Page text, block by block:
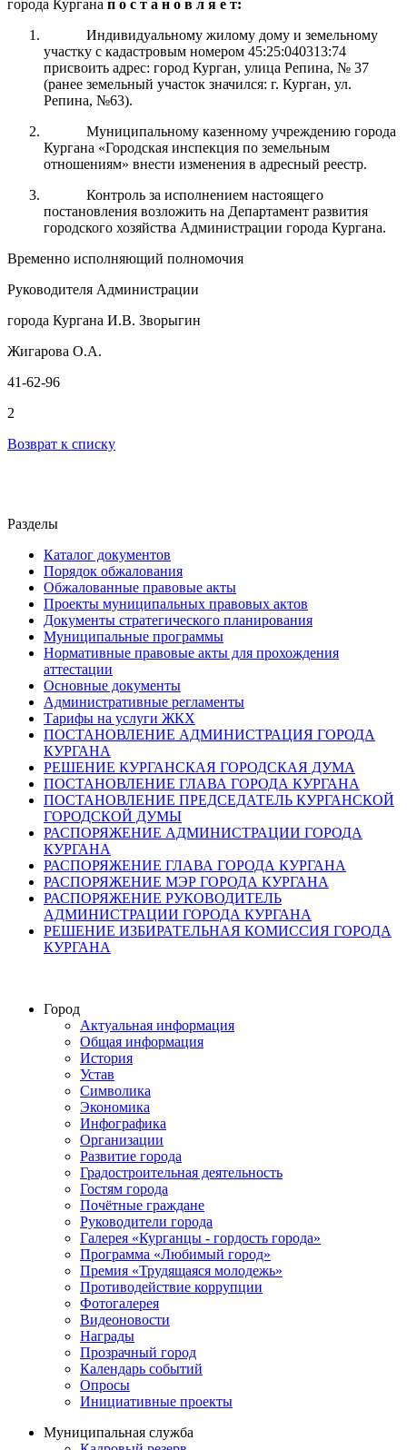
города Кургана п о с т а н о в л я е т:
Индивидуальному жилому дому и земельному
участку с кадастровым номером 45:25:040313:74
присвоить адрес: город Курган, улица Репина, № 37
(ранее земельный участок значился: г. Курган, ул.
Репина, №63).
Муниципальному казенному учреждению города
Кургана «Городская инспекция по земельным
отношениям» внести изменения в адресный реестр.
Контроль за исполнением настоящего
постановления возложить на Департамент развития
городского хозяйства Администрации города Кургана.
Временно исполняющий полномочия
Руководителя Администрации
города Кургана И.В. Зворыгин
Жигарова О.А.
41-62-96
2
Возврат к списку
Разделы
Каталог документов
Порядок обжалования
Обжалованные правовые акты
Проекты муниципальных правовых актов
Документы стратегического планирования
Муниципальные программы
Нормативные правовые акты для прохождения
аттестации
Основные документы
Административные регламенты
Тарифы на услуги ЖКХ
ПОСТАНОВЛЕНИЕ АДМИНИСТРАЦИЯ ГОРОДА
КУРГАНА
РЕШЕНИЕ КУРГАНСКАЯ ГОРОДСКАЯ ДУМА
ПОСТАНОВЛЕНИЕ ГЛАВА ГОРОДА КУРГАНА
ПОСТАНОВЛЕНИЕ ПРЕДСЕДАТЕЛЬ КУРГАНСКОЙ
ГОРОДСКОЙ ДУМЫ
РАСПОРЯЖЕНИЕ АДМИНИСТРАЦИИ ГОРОДА
КУРГАНА
РАСПОРЯЖЕНИЕ ГЛАВА ГОРОДА КУРГАНА
РАСПОРЯЖЕНИЕ МЭР ГОРОДА КУРГАНА
РАСПОРЯЖЕНИЕ РУКОВОДИТЕЛЬ
АДМИНИСТРАЦИИ ГОРОДА КУРГАНА
РЕШЕНИЕ ИЗБИРАТЕЛЬНАЯ КОМИССИЯ ГОРОДА
КУРГАНА
Город
Актуальная информация
Общая информация
История
Устав
Символика
Экономика
Инфографика
Организации
Развитие города
Градостроительная деятельность
Гостям города
Почётные граждане
Руководители города
Галерея «Курганцы - гордость города»
Программа «Любимый город»
Премия «Трудящаяся молодежь»
Противодействие коррупции
Фотогалерея
Видеоновости
Награды
Прозрачный город
Календарь событий
Опросы
Инициативные проекты
Муниципальная служба